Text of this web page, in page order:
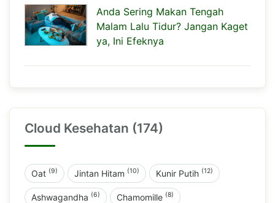
Anda Sering Makan Tengah
Malam Lalu Tidur? Jangan Kaget
ya, Ini Efeknya
Cloud Kesehatan (174)
Oat (9) Jintan Hitam (10) Kunir Putih (12)
Ashwagandha (6) Chamomille (8)